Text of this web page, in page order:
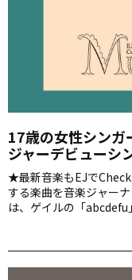
17歳の女性シンガ
ジャーデビューシ
★最新音楽もEJで
する楽曲を音楽ジャー
は、ゲイルの「abcdefu